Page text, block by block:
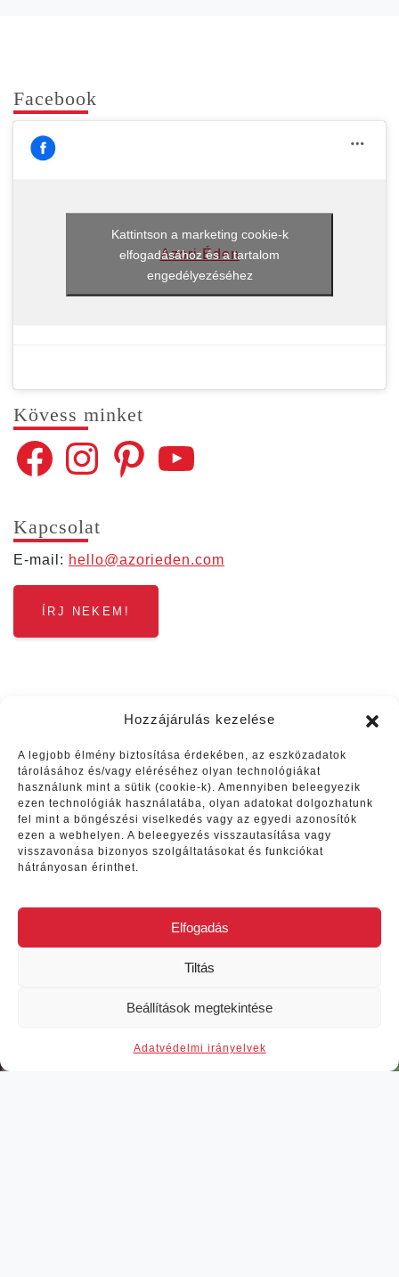
Hozzájárulás kezelése
A legjobb élmény biztosítása érdekében, az eszközadatok
tárolásához és/vagy eléréséhez olyan technológiákat
használunk mint a sütik (cookie-k). Amennyiben beleegyezik
ezen technológiák használatába, olyan adatokat dolgozhatunk
fel mint a böngészési viselkedés vagy az egyedi azonosítók
ezen a webhelyen. A beleegyezés visszautasítása vagy
visszavonása bizonyos szolgáltatásokat és funkciókat
hátrányosan érinthet.
Elfogadás
Tiltás
Beállítások megtekintése
Adat­vé­del­mi irányelvek
Face­book
Azori Éden
Kattintson a marketing cookie-k
elfogadásához és a tartalom
engedélyezéséhez
Kövess min­ket
FacebookInstagramPinterestYouTube
Kap­cso­lat
E‑mail: hello@​azorieden.​com
ÍRJ NEKEM!
Vélemények
Június végén nyolc napot
Már az utazás szervezése során
nagyon sok hasznos információt,
segítséget kaptam Ritától az
időpont kiválasztásától a
kiválasztásán át a gépkocsi